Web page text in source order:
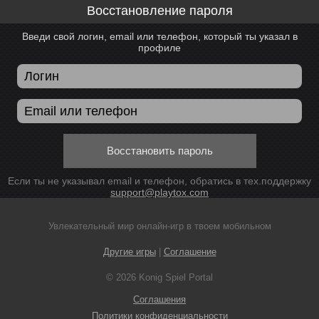
Восстановление пароля
Введи свой логин, email или телефон, который ты указал в
профиле
Восстановить пароль
Если ты не указывал email и телефон, обратись в тех.поддержку
support@playtox.com
Увлекательный мир онлайн-игр в твоем мобильном
Другие игры| Соглашение
© 2026 Konig Spiel Portal
Соглашения
Политики конфиденциальности